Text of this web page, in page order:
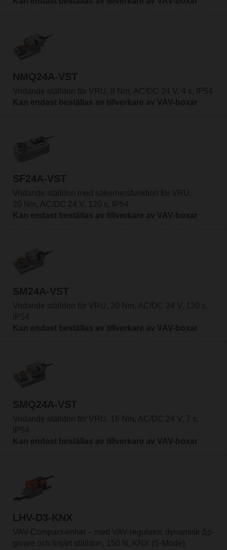
NMQ24A-VST
Vridande ställdon för VRU, 8 Nm, AC/DC 24 V, 4 s, IP54
Kan endast beställas av tillverkare av VAV-boxar
SF24A-VST
Vridande ställdon med säkerhetsfunktion för VRU,
20 Nm, AC/DC 24 V, 120 s, IP54
Kan endast beställas av tillverkare av VAV-boxar
SM24A-VST
Vridande ställdon för VRU, 20 Nm, AC/DC 24 V, 120 s,
IP54
Kan endast beställas av tillverkare av VAV-boxar
SMQ24A-VST
Vridande ställdon för VRU, 16 Nm, AC/DC 24 V, 7 s,
IP54
Kan endast beställas av tillverkare av VAV-boxar
LHV-D3-KNX
VAV-Compact-enhet – med VAV-regulator, dynamisk Δp-
givare och linjärt ställdon, 150 N, KNX (S-Mode)